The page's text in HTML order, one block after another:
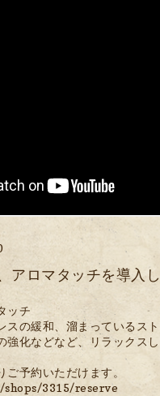
アロマタッチを導入
ッチ
スの緩和、溜まっているス
強化などなど、リラックス
ご予約いただけます。
3315/reserve